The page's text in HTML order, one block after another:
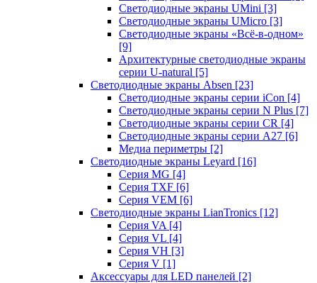
Светодиодные экраны UMini [3]
Светодиодные экраны UMicro [3]
Светодиодные экраны «Всё-в-одном»
[9]
Архитектурные светодиодные экраны
серии U-natural [5]
Светодиодные экраны Absen [23]
Светодиодные экраны серии iCon [4]
Светодиодные экраны серии N Plus [7]
Светодиодные экраны серии CR [4]
Светодиодные экраны серии А27 [6]
Медиа периметры [2]
Светодиодные экраны Leyard [16]
Серия MG [4]
Серия TXF [6]
Серия VEM [6]
Светодиодные экраны LianTronics [12]
Серия VA [4]
Серия VL [4]
Серия VH [3]
Серия V [1]
Аксессуары для LED панелей [2]